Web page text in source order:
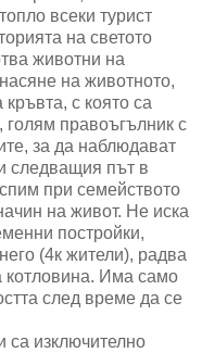
всеки турист
на светото
животни на
на животното,
с която са
голям правоъгълник с
за да наблюдават
следващия път в
при семейството
на живот. Не иска
постройки,
(4к жители), радва
котловина. Има само
след време да се
са изключително